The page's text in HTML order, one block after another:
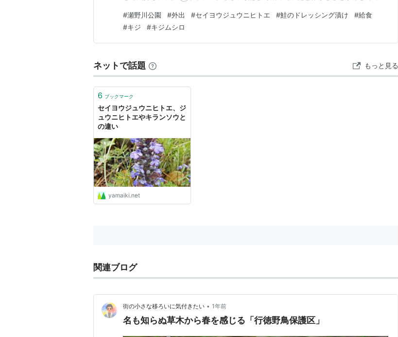
琴。木琴とは違う音色で、キンコンカン。 4月23日（水） 森の工房AMAに庭にセイヨ
ウジュウニヒトエが咲いていた。去年まで見かけな…
#瀬野川公園 #外出 #セイヨウジュウニヒトエ #鮭のドレッシング漬け #給食
#キジ #キジムシロ
ネットで話題 もっと見る
6 ブックマーク
セイヨウジュウニヒトエ、ジ
ュウニヒトエやキランソウと
の違い
yamaiki.net
関連ブログ
街の小さな移ろいに気付きたい • 1年前
名も知らぬ草木から春を感じる「行徳野鳥保護区」